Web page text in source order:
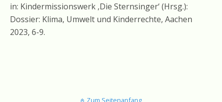
in: Kindermissionswerk ‚Die Sternsinger‘ (Hrsg.):
Dossier: Klima, Umwelt und Kinderrechte, Aachen
2023, 6-9.
Zum Seitenanfang